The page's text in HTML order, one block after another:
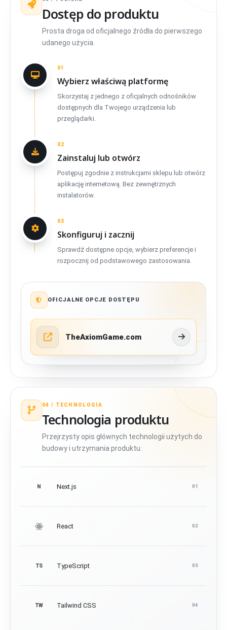
Dostęp do produktu
Prosta droga od oficjalnego źródła do pierwszego
udanego użycia.
01
Wybierz właściwą platformę
Skorzystaj z jednego z oficjalnych odnośników
dostępnych dla Twojego urządzenia lub
przeglądarki.
02
Zainstaluj lub otwórz
Postępuj zgodnie z instrukcjami sklepu lub otwórz
aplikację internetową. Bez zewnętrznych
instalatorów.
03
Skonfiguruj i zacznij
Sprawdź dostępne opcje, wybierz preferencje i
rozpocznij od podstawowego zastosowania.
OFICJALNE OPCJE DOSTĘPU
TheAxiomGame.com
04 / TECHNOLOGIA
Technologia produktu
Przejrzysty opis głównych technologii użytych do
budowy i utrzymania produktu.
N Next.js 01
React 02
TS TypeScript 03
TW Tailwind CSS 04